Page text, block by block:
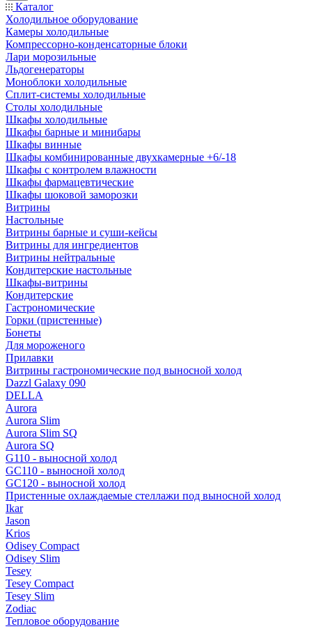
Каталог
Холодильное оборудование
Камеры холодильные
Компрессорно-конденсаторные блоки
Лари морозильные
Льдогенераторы
Моноблоки холодильные
Сплит-системы холодильные
Столы холодильные
Шкафы холодильные
Шкафы барные и минибары
Шкафы винные
Шкафы комбинированные двухкамерные +6/-18
Шкафы с контролем влажности
Шкафы фармацевтические
Шкафы шоковой заморозки
Витрины
Настольные
Витрины барные и суши-кейсы
Витрины для ингредиентов
Витрины нейтральные
Кондитерские настольные
Шкафы-витрины
Кондитерские
Гастрономические
Горки (пристенные)
Бонеты
Для мороженого
Прилавки
Витрины гастрономические под выносной холод
Dazzl Galaxy 090
DELLA
Aurora
Aurora Slim
Aurora Slim SQ
Aurora SQ
G110 - выносной холод
GC110 - выносной холод
GC120 - выносной холод
Пристенные охлаждаемые стеллажи под выносной холод
Ikar
Jason
Krios
Odisey Compact
Odisey Slim
Tesey
Tesey Compact
Tesey Slim
Zodiac
Тепловое оборудование